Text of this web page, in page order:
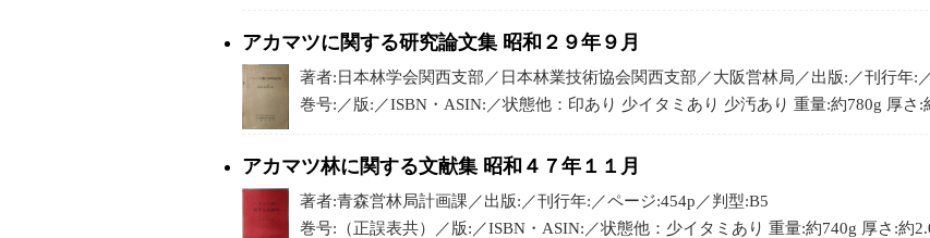
アカマツに関する研究論文集 昭和２９年９月
著者:日本林学会関西支部／日本林業技術協会関西支部／大阪営林局／出版:／刊行年:
巻号:／版:／ISBN・ASIN:／状態他：印あり 少イタミあり 少汚あり 重量:約780g 厚さ:
アカマツ林に関する文献集 昭和４７年１１月
著者:青森営林局計画課／出版:／刊行年:／ページ:454p／判型:B5
巻号:（正誤表共）／版:／ISBN・ASIN:／状態他：少イタミあり 重量:約740g 厚さ:約